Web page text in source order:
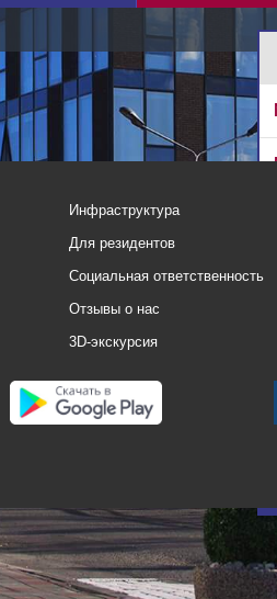
Инфраструктура
Для резидентов
Социальная ответственность
Отзывы о нас
3D-экскурсия